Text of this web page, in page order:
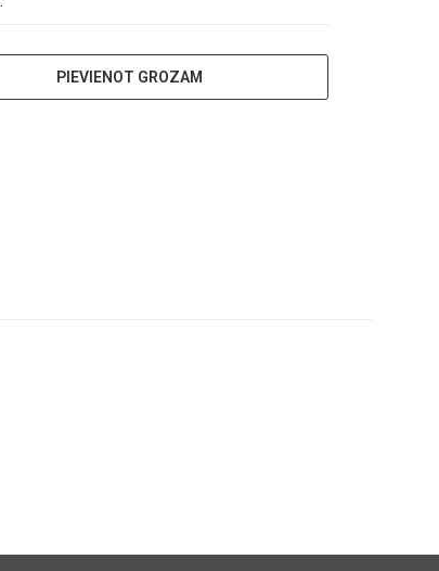
PIEVIENOT GROZAM